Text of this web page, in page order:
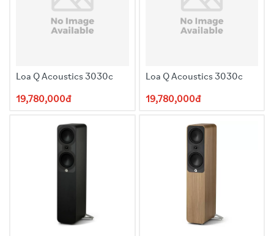
Đầu vào AUX 3.5 mm
Đầu ra dòng XLR
USB-C để cập nhật hệ thống
Loa Q Acoustics 3030c
19,780,000đ
Loa Q Acoustics 3030c
19,780,000đ